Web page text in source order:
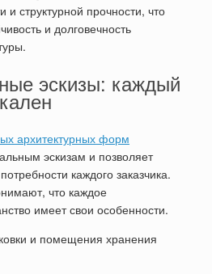
и структурной прочности, что
и долговечность
эскизы: каждый
архитектурных форм
эскизам и позволяет
каждого заказчика.
что каждое
имеет свои особенности.